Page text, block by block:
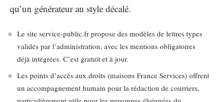
qu’un générateur au style décalé.
Le site service-public.fr propose des modèles de lettres types
validés par l’administration, avec les mentions obligatoires
déjà intégrées. C’est gratuit et à jour.
Les points d’accès aux droits (maisons France Services) offrent
un accompagnement humain pour la rédaction de courriers,